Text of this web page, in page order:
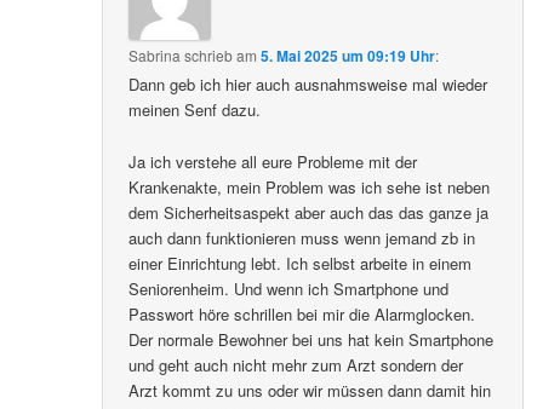
Sabrinaschriebam5. Mai 2025 um 09:19 Uhr:
Dann geb ich hier auch ausnahmsweise mal wieder
meinen Senf dazu.
Ja ich verstehe all eure Probleme mit der
Krankenakte, mein Problem was ich sehe ist neben
dem Sicherheitsaspekt aber auch das das ganze ja
auch dann funktionieren muss wenn jemand zb in
einer Einrichtung lebt. Ich selbst arbeite in einem
Seniorenheim. Und wenn ich Smartphone und
Passwort höre schrillen bei mir die Alarmglocken.
Der normale Bewohner bei uns hat kein Smartphone
und geht auch nicht mehr zum Arzt sondern der
Arzt kommt zu uns oder wir müssen dann damit hin